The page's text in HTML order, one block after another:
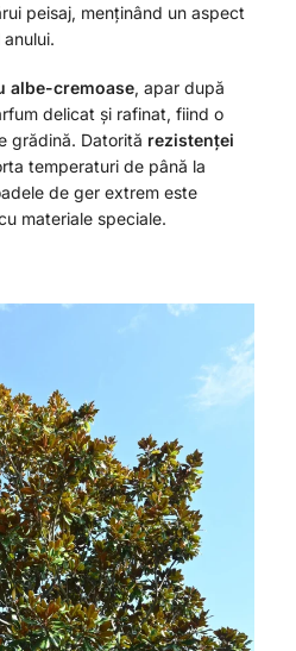
peisaj, menținând un aspect
albe-cremoase, apar după
delicat și rafinat, fiind o
grădină. Datorită rezistenței
temperaturi de până la
de ger extrem este
materiale speciale.